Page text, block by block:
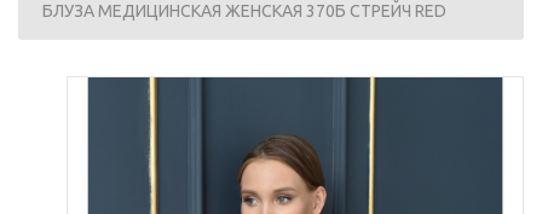
БЛУЗА МЕДИЦИНСКАЯ ЖЕНСКАЯ 370Б СТРЕЙЧ RED